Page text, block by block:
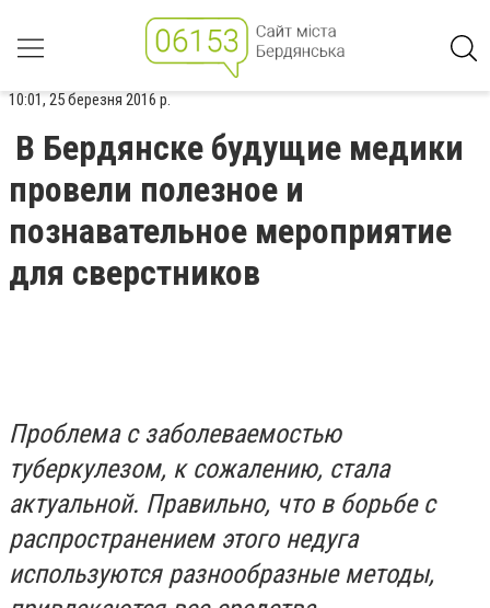
10:01, 25 березня 2016 р.
В Бердянске будущие медики
провели полезное и
познавательное мероприятие
для сверстников
Проблема с заболеваемостью
туберкулезом, к сожалению, стала
актуальной. Правильно, что в борьбе с
распространением этого недуга
используются разнообразные методы,